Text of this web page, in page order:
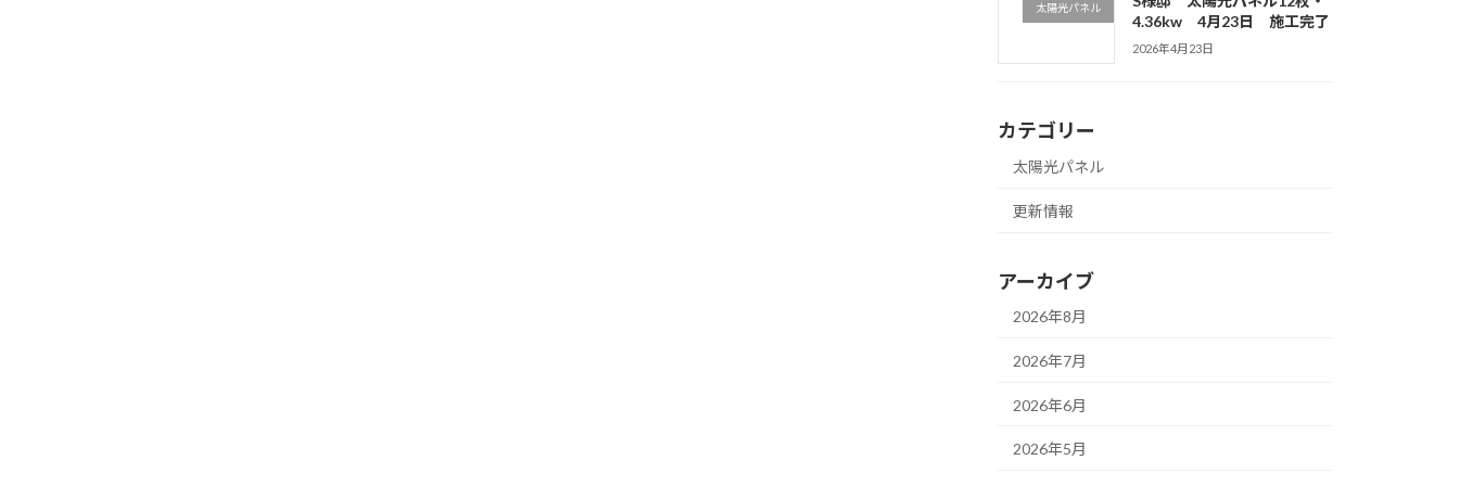
太陽光パネル
4.36kw 4月23日 施工完了
2026年4月23日
カテゴリー
太陽光パネル
更新情報
アーカイブ
2026年8月
2026年7月
2026年6月
2026年5月